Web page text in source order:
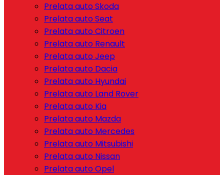
Prelata auto Skoda
Prelata auto Seat
Prelata auto Citroen
Prelata auto Renault
Prelata auto Jeep
Prelata auto Dacia
Prelata auto Hyundai
Prelata auto Land Rover
Prelata auto Kia
Prelata auto Mazda
Prelata auto Mercedes
Prelata auto Mitsubishi
Prelata auto Nissan
Prelata auto Opel